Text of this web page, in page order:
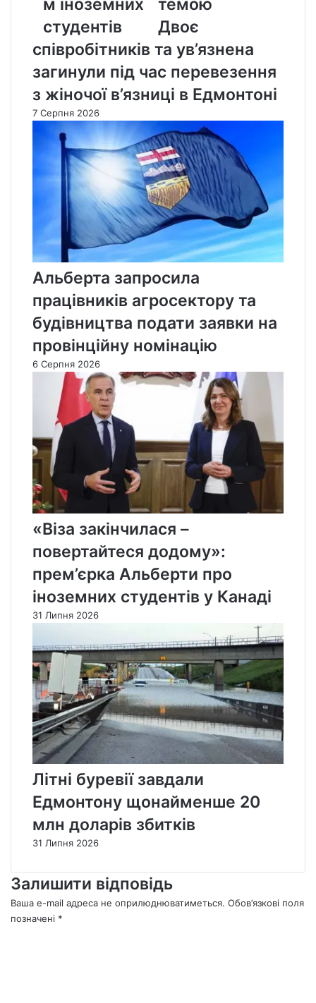
м іноземних
студентів
темою
Двоє
співробітників та ув’язнена
загинули під час перевезення
з жіночої в’язниці в Едмонтоні
7 Серпня 2026
Альберта запросила
працівників агросектору та
будівництва подати заявки на
провінційну номінацію
6 Серпня 2026
«Віза закінчилася –
повертайтеся додому»:
прем’єрка Альберти про
іноземних студентів у Канаді
31 Липня 2026
Літні буревії завдали
Едмонтону щонайменше 20
млн доларів збитків
31 Липня 2026
Залишити відповідь
Ваша e-mail адреса не оприлюднюватиметься. Обов’язкові поля
позначені *